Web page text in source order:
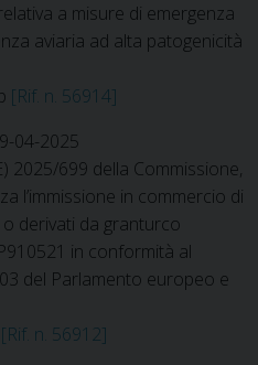
a misure di emergenza
aviaria ad alta patogenicità
[Rif. n. 56914]
04-2025
2025/699 della Commissione,
l’immissione in commercio di
derivati da granturco
in conformità al
del Parlamento europeo e
[Rif. n. 56912]